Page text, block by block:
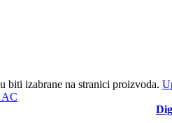
biti izabrane na stranici proizvoda.